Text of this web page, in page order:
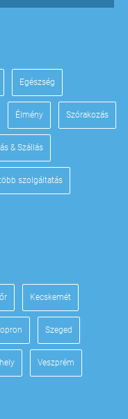
Egészség
Élmény Szórakozás
& Szállás
szolgáltatás
Kecskemét
Szeged
Veszprém